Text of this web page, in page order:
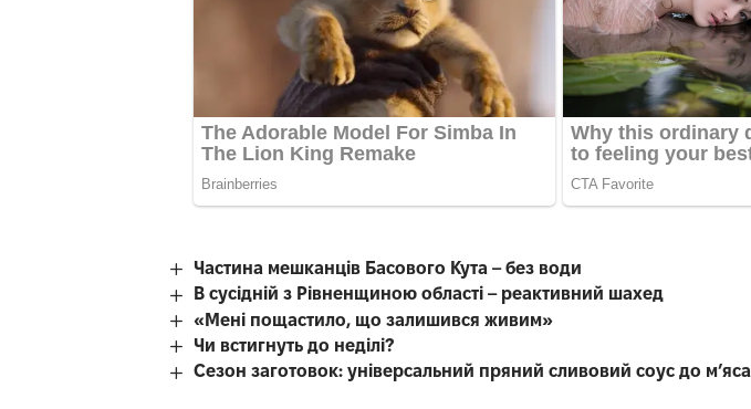
Частина мешканців Басового Кута – без води
В сусідній з Рівненщиною області – реактивний шахед
«Мені пощастило, що залишився живим»
Чи встигнуть до неділі?
Сезон заготовок: універсальний пряний сливовий соус до мʼяса